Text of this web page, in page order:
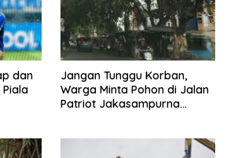
dan
Piala
Jangan Tunggu Korban,
Warga Minta Pohon di Jalan
Patriot Jakasampurna